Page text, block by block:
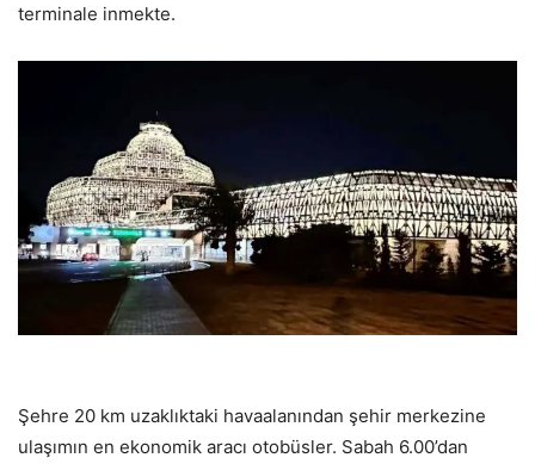
terminale inmekte.
Şehre 20 km uzaklıktaki havaalanından şehir merkezine
ulaşımın en ekonomik aracı otobüsler. Sabah 6.00’dan